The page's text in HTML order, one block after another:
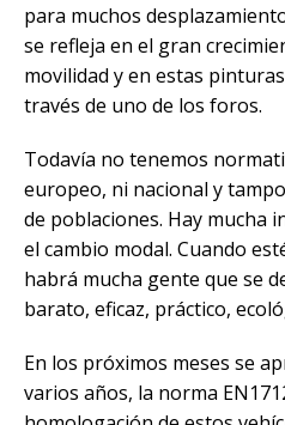
para muchos
se refleja en el gran
movilidad y en estas
través de uno de los foros.
Todavía no tenemos
europeo, ni nacional y
de poblaciones. Hay mucha
el cambio modal. Cuando
habrá mucha gente que se
barato, eficaz, práctico,
En los próximos meses se
varios años, la norma